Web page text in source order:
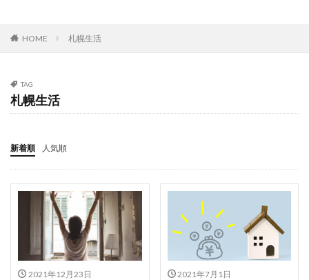
HOME 札幌生活
TAG
札幌生活
新着順 人気順
2021年12月23日 2021年7月1日